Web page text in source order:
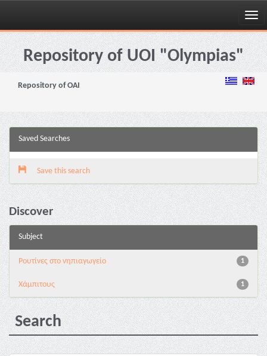
Skip
navigationRepository of UOI "Olympias"
Repository of OAI
Saved Searches
Save this search
Discover
Subject
1
Pουτίνες στο νηπιαγωγείο
1
Χάμπιτους
Search